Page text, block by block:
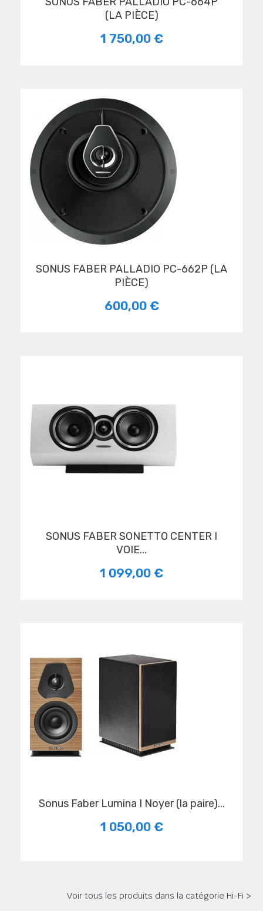
(LA PIÈCE)
1 750,00 €
SONUS FABER PALLADIO PC-662P (LA
PIÈCE)
600,00 €
SONUS FABER SONETTO CENTER I
VOIE...
1 099,00 €
Sonus Faber Lumina I Noyer (la paire)...
1 050,00 €
Voir tous les produits dans la catégorie Hi-Fi >